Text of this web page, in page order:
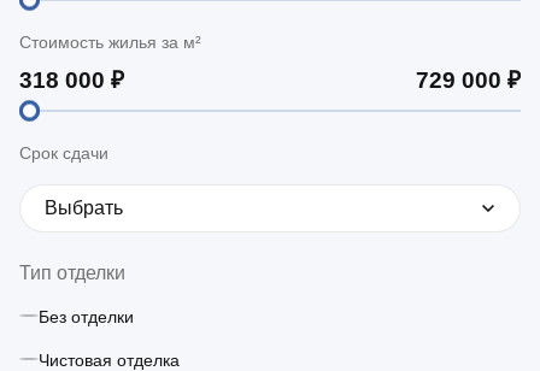
Стоимость жилья за м²
Срок сдачи
Выбрать
Тип отделки
Без отделки
Чистовая отделка